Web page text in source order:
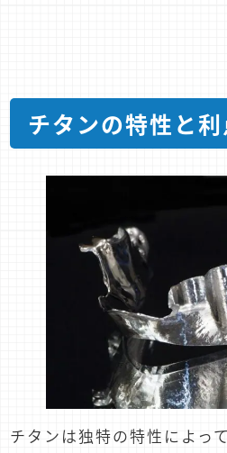
チタンの特性と利
チタンは独特の特性によっ